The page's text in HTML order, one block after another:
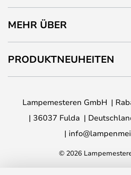
MEHR ÜBER
PRODUKTNEUHEITEN
Lampemesteren GmbH
36037 Fulda
© 2026